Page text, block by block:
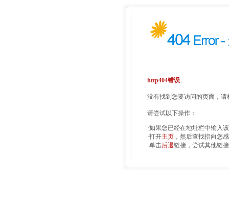
http404错误
没有找到您要访问的页面，
请尝试以下操作：
·如果您已经在地址栏中输入
·打开主页 ，然后查找指向您
·单击后退链接，尝试其他链